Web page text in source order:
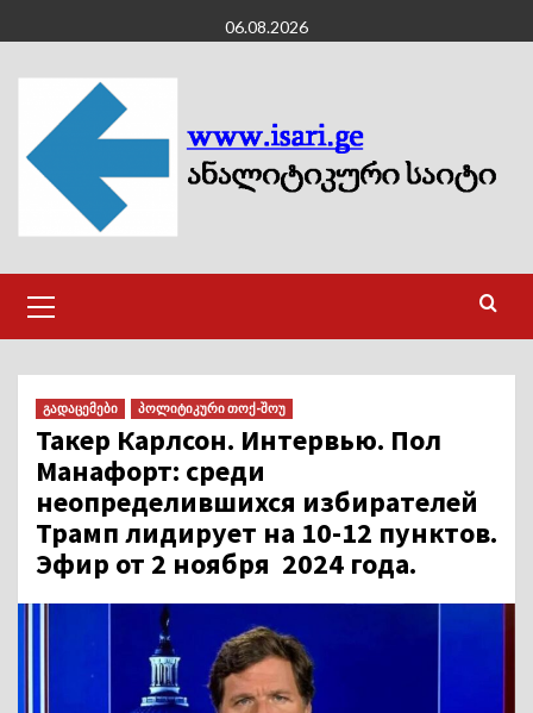
to
content
06.08.2026
Menu
გადაცემები პოლიტიკური თოქ-შოუ
Такер Карлсон. Интервью. Пол
Манафорт: среди
неопределившихся избирателей
Трамп лидирует на 10-12 пунктов.
Эфир от 2 ноября 2024 года.